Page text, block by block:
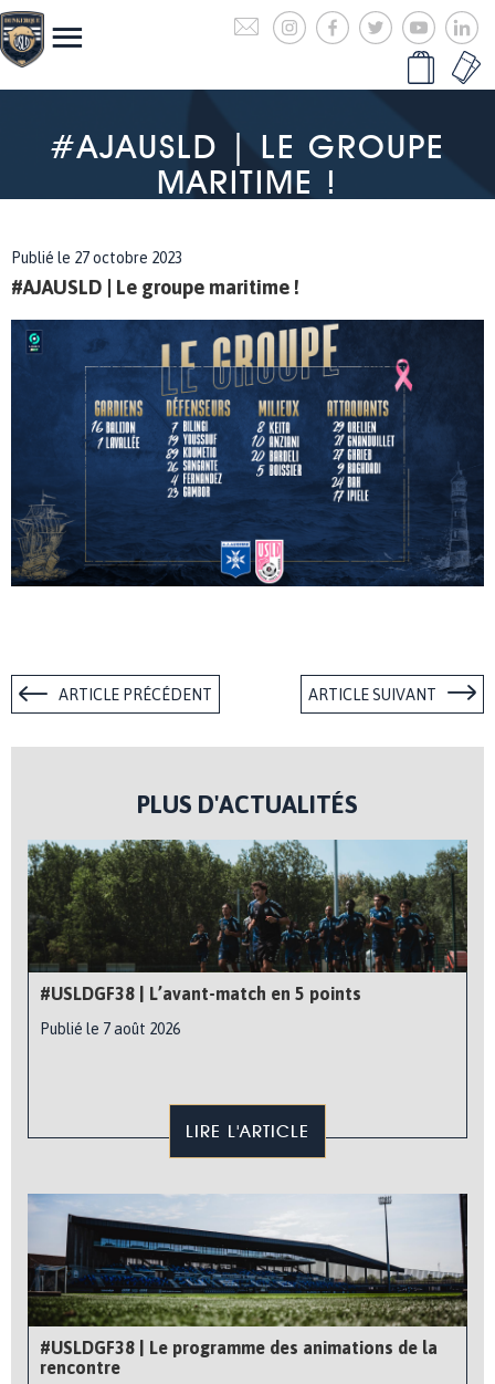
#AJAUSLD | LE GROUPE
MARITIME !
Publié le 27 octobre 2023
#AJAUSLD | Le groupe maritime !
ARTICLE PRÉCÉDENT ARTICLE SUIVANT
PLUS D'ACTUALITÉS
#USLDGF38 | L’avant-match en 5 points
Publié le 7 août 2026
LIRE L'ARTICLE
#USLDGF38 | Le programme des animations de la
rencontre